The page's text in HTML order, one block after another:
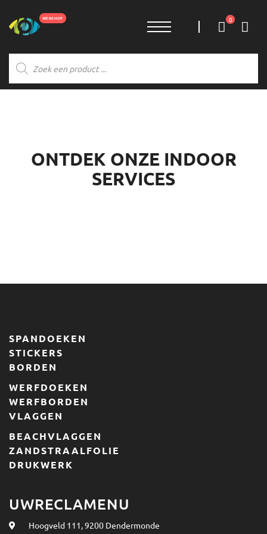
Producten
zoeken
0
ONTDEK ONZE INDOOR
SERVICES
SPANDOEKEN
STICKERS
BORDEN
WERFDOEKEN
WERFBORDEN
VLAGGEN
BEACHVLAGGEN
ZANDSTRAALFOLIE
DRUKWERK
UWRECLAMENU
Hoogveld 111, 9200 Dendermonde